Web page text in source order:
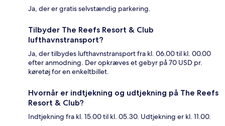
Ja, der er gratis selvstændig parkering.
Tilbyder The Reefs Resort & Club
lufthavnstransport?
Ja, der tilbydes lufthavnstransport fra kl. 06.00 til kl. 00.00
efter anmodning. Der opkræves et gebyr på 70 USD pr.
køretøj for en enkeltbillet.
Hvornår er indtjekning og udtjekning på The Reefs
Resort & Club?
Indtjekning fra kl. 15.00 til kl. 05.30. Udtjekning er kl. 11.00.